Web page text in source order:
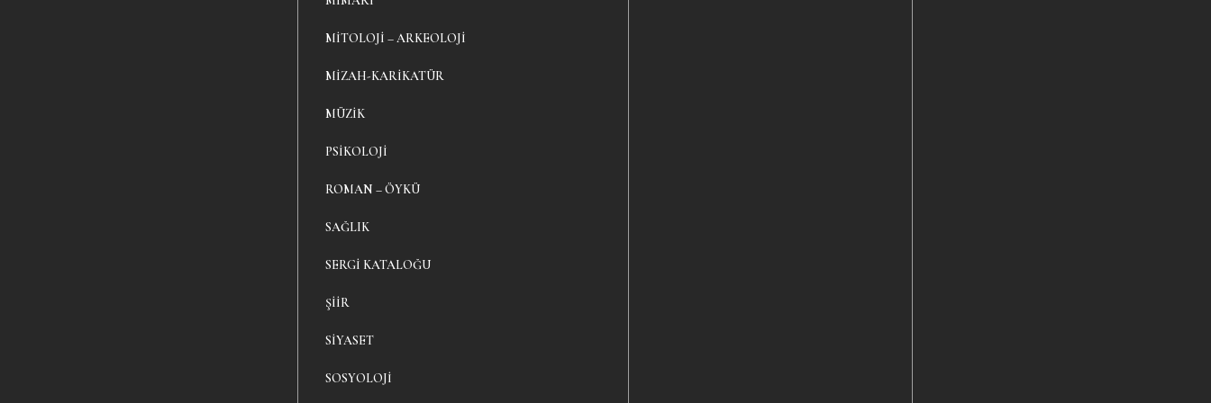
MITOLOJI – ARKEOLOJI
MIZAH-KARIKATÜR
MÜZIK
PSIKOLOJI
ROMAN – ÖYKÜ
SAĞLIK
SERGI KATALOĞU
ŞIIR
SIYASET
SOSYOLOJI